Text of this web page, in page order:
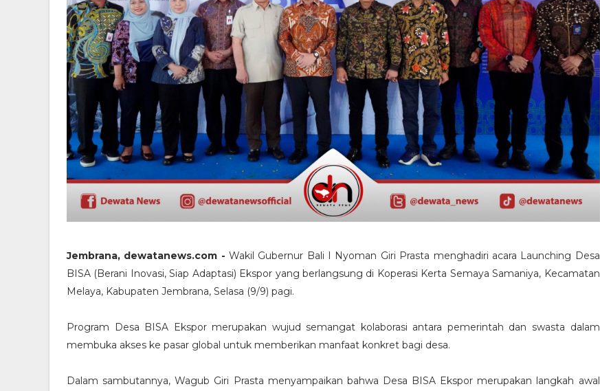
Jembrana, dewatanews.com -Wakil Gubernur Bali I Nyoman Giri Prasta menghadiri acara Launching Desa
BISA (Berani Inovasi, Siap Adaptasi) Ekspor yang berlangsung di Koperasi Kerta Semaya Samaniya, Kecamatan
Melaya, Kabupaten Jembrana, Selasa (9/9) pagi.
Program Desa BISA Ekspor merupakan wujud semangat kolaborasi antara pemerintah dan swasta dalam
membuka akses ke pasar global untuk memberikan manfaat konkret bagi desa.
Dalam sambutannya, Wagub Giri Prasta menyampaikan bahwa Desa BISA Ekspor merupakan langkah awal